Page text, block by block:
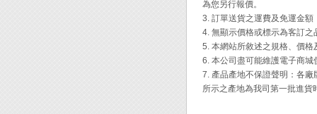
為您另行報價。
3. 訂單送貨之運費及免運金
4. 無顯示價格或標示為客訂
5. 本網站所敘述之規格、價
6. 本公司盡可能維護電子商
7. 產品產地不保證聲明：各
所示之產地為我司第一批進